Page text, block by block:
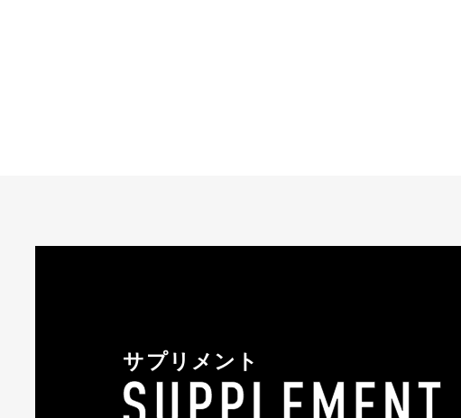
サプリメント